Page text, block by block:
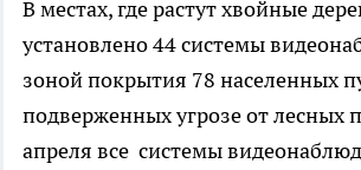
В местах, где растут хвойные
установлено 44 системы
зоной покрытия 78 населенных
подверженных угрозе от лесных
апреля все системы